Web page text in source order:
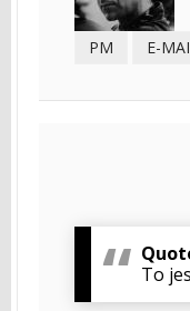
PM E-
To